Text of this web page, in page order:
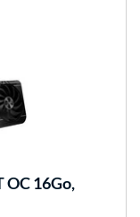
OC 16Go,